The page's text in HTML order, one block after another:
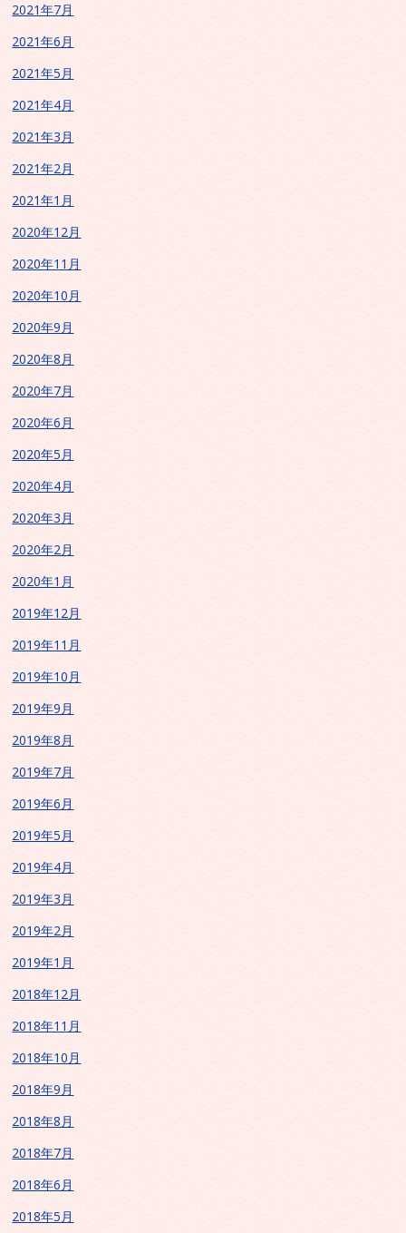
2021年7月
2021年6月
2021年5月
2021年4月
2021年3月
2021年2月
2021年1月
2020年12月
2020年11月
2020年10月
2020年9月
2020年8月
2020年7月
2020年6月
2020年5月
2020年4月
2020年3月
2020年2月
2020年1月
2019年12月
2019年11月
2019年10月
2019年9月
2019年8月
2019年7月
2019年6月
2019年5月
2019年4月
2019年3月
2019年2月
2019年1月
2018年12月
2018年11月
2018年10月
2018年9月
2018年8月
2018年7月
2018年6月
2018年5月